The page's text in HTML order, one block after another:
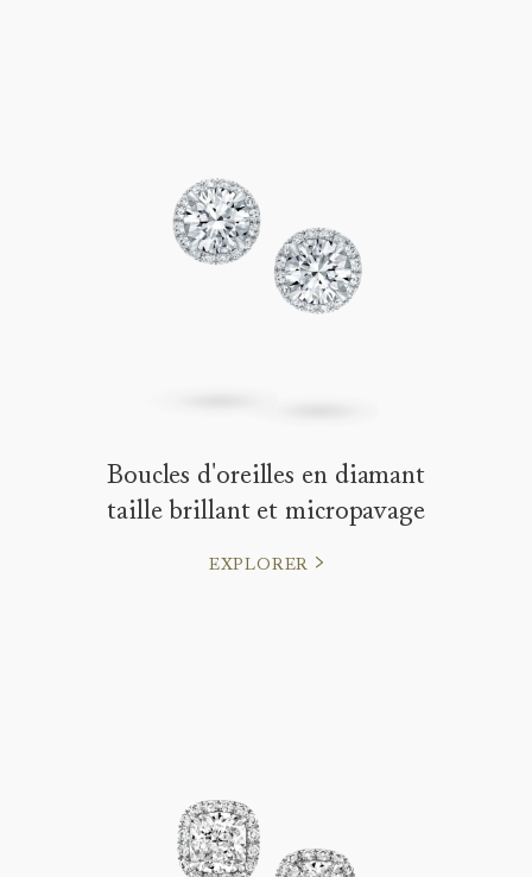
Boucles d'oreilles en diamant
taille brillant et micropavage
EXPLORER